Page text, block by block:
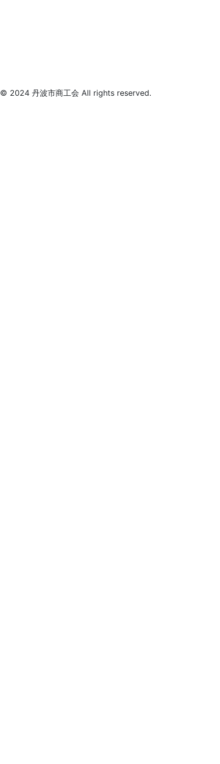
© 2024 丹波市商工会 All rights reserved.